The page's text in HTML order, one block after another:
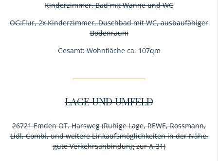
Kinderzimmer, Bad mit Wanne und WC
OG:Flur, 2x Kinderzimmer, Duschbad mit WC, ausbaufähiger
Bodenraum
Gesamt: Wohnfläche ca. 107qm
LAGE UND UMFELD
26721 Emden OT. Harsweg (Ruhige Lage, REWE, Rossmann,
Lidl, Combi, und weitere Einkaufsmöglichkeiten in der Nähe,
gute Verkehrsanbindung zur A-31)